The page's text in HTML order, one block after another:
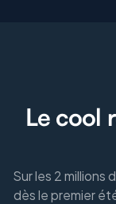
Le cool
Sur les 2 millions
dès le premier